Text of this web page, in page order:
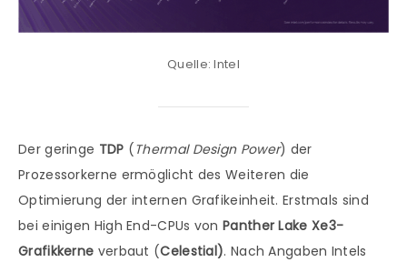
Quelle: Intel
Der geringe TDP (Thermal Design Power) der
Prozessorkerne ermöglicht des Weiteren die
Optimierung der internen Grafikeinheit. Erstmals sind
bei einigen High End-CPUs vonPanther Lake Xe3-
Grafikkerne verbaut (Celestial). Nach Angaben Intels